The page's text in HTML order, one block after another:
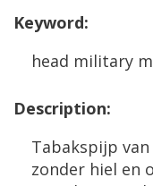
Keyword:
head military
Description:
Tabakspijp van
zonder hiel en